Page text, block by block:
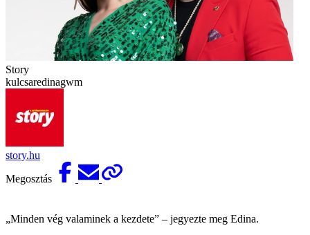
Story
kulcsaredinagwm
story.hu
Megosztás
„Minden vég valaminek a kezdete” – jegyezte meg Edina.